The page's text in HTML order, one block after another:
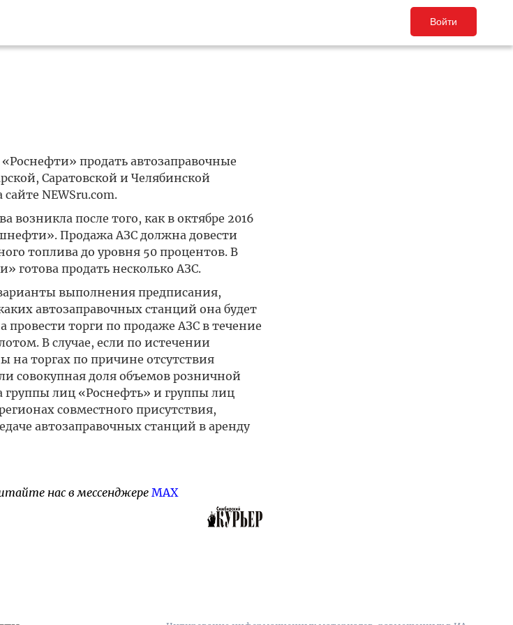
Войти
продать автозаправочные
Саратовской и Челябинской
NEWSru.com.
после того, как в октябре 2016
Продажа АЗС должна довести
топлива до уровня 50 процентов. В
готова продать несколько АЗС.
выполнения предписания,
автозаправочных станций она будет
торги по продаже АЗС в течение
В случае, если по истечении
на торгах по причине отсутствия
совокупная доля объемов розничной
группы лиц «Роснефть» и группы лиц
совместного присутствия,
автозаправочных станций в аренду
нас в мессенджере MAX